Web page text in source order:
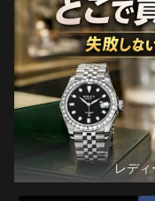
レデ